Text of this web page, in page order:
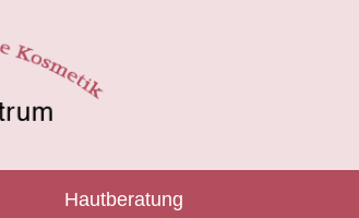
Hautberatung